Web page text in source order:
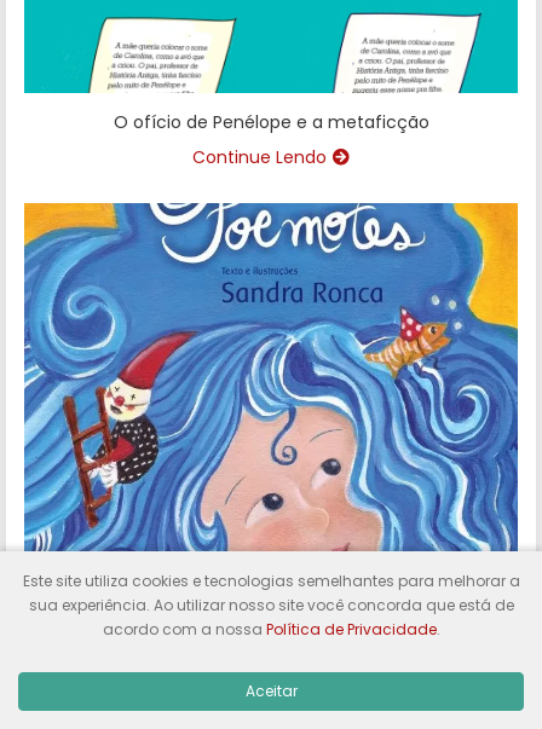
O ofício de Penélope e a metaficção
Continue Lendo
Poemotes que não servem para nada (será?)
Continue Lendo
Este site utiliza cookies e tecnologias semelhantes para melhorar a
sua experiência. Ao utilizar nosso site você concorda que está de
acordo com a nossa Política de Privacidade.
Aceitar